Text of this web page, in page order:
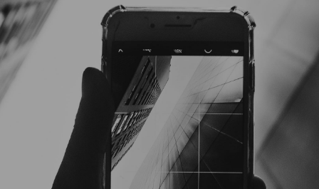
Equipo
Servicios
Trabajo
El Pulso
Noticias